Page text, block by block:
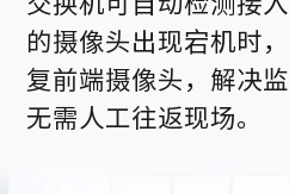
的摄像头出现宕机时
复前端摄像头，解决
无需人工往返现场。